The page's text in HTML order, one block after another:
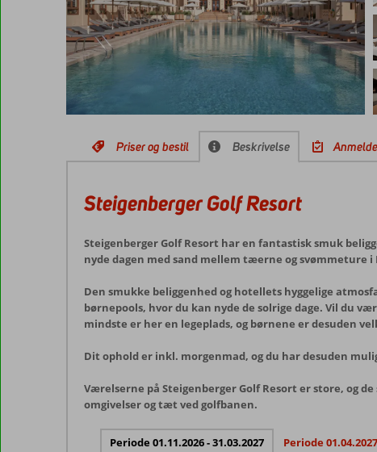
Priser og bestil Beskrivelse
Steigenberger Golf Resort
Steigenberger Golf Resort har en fantastisk smuk
nyde dagen med sand mellem tæerne og
Den smukke beliggenhed og hotellets hyggelige
børnepools, hvor du kan nyde de solrige dage. Vil du
mindste er her en legeplads, og børnene er desuden
Dit ophold er inkl. morgenmad, og du har desuden
Værelserne på Steigenberger Golf Resort er store, og
omgivelser og tæt ved golfbanen.
Periode 01.11.2026 - 31.03.2027 Periode